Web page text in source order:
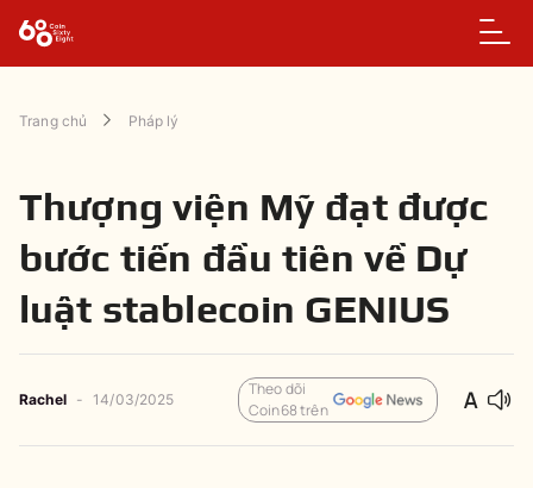
Trang chủ Pháp lý
Thượng viện Mỹ đạt được
bước tiến đầu tiên về Dự
luật stablecoin GENIUS
Rachel - 14/03/2025
Theo dõi
Coin68 trên